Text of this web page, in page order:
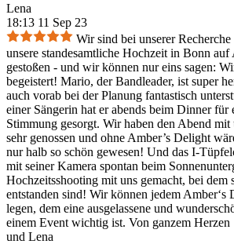
Lena
18:13 11 Sep 23
Wir sind bei unserer
unsere standesamtliche Hochzeit in Bonn auf
gestoßen - und wir können nur eins sagen:
begeistert! Mario, der Bandleader, ist super
auch vorab bei der Planung fantastisch
einer Sängerin hat er abends beim Dinner für
Stimmung gesorgt. Wir haben den Abend mit
sehr genossen und ohne Amber’s Delight
nur halb so schön gewesen! Und das I-
mit seiner Kamera spontan beim
Hochzeitsshooting mit uns gemacht, bei dem
entstanden sind! Wir können jedem Amber‘s
legen, dem eine ausgelassene und
einem Event wichtig ist. Von ganzem Herzen
und Lena